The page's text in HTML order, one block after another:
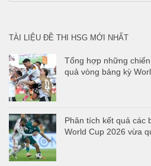
TÀI LIỆU ĐỀ THI HSG MỚI NHẤT
Tổng hợp những
quả vòng bảng kỳ
Phân tích kết quả các
World Cup 2026 vừa